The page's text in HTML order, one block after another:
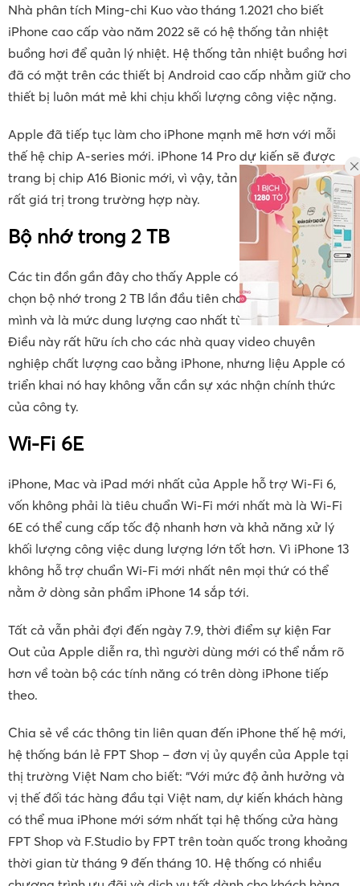
Nhà phân tích Ming-chi Kuo vào tháng 1.2021 cho biết
iPhone cao cấp vào năm 2022 sẽ có hệ thống tản nhiệt
buồng hơi để quản lý nhiệt. Hệ thống tản nhiệt buồng hơi
đã có mặt trên các thiết bị Android cao cấp nhằm giữ cho
thiết bị luôn mát mẻ khi chịu khối lượng công việc nặng.
Apple đã tiếp tục làm cho ‌iPhone‌ mạnh mẽ hơn với mỗi
thế hệ chip A-series mới. iPhone 14 Pro‌ dự kiến ​​sẽ được
trang bị chip A16 Bionic mới, vì vậy, tản nhiệt buồng hơi sẽ
rất giá trị trong trường hợp này.
Bộ nhớ trong 2 TB
Các tin đồn gần đây cho thấy Apple có thể cung cấp tùy
chọn bộ nhớ trong 2 TB lần đầu tiên cho dòng iPhone của
mình và là mức dung lượng cao nhất từ trước đến nay.
Điều này rất hữu ích cho các nhà quay video chuyên
nghiệp chất lượng cao bằng iPhone, nhưng liệu Apple có
triển khai nó hay không vẫn cần sự xác nhận chính thức
của công ty.
Wi-Fi 6E
iPhone, Mac và iPad mới nhất của Apple hỗ trợ Wi-Fi 6,
vốn không phải là tiêu chuẩn Wi-Fi mới nhất mà là Wi-Fi
6E có thể cung cấp tốc độ nhanh hơn và khả năng xử lý
khối lượng công việc dung lượng lớn tốt hơn. Vì iPhone 13
không hỗ trợ chuẩn Wi-Fi mới nhất nên mọi thứ có thể
nằm ở dòng sản phẩm iPhone 14 sắp tới.
Tất cả vẫn phải đợi đến ngày 7.9, thời điểm sự kiện Far
Out của Apple diễn ra, thì người dùng mới có thể nắm rõ
hơn về toàn bộ các tính năng có trên dòng iPhone tiếp
theo.
Chia sẻ về các thông tin liên quan đến iPhone thế hệ mới,
hệ thống bán lẻ FPT Shop – đơn vị ủy quyền của Apple tại
thị trường Việt Nam cho biết: “Với mức độ ảnh hưởng và
vị thế đối tác hàng đầu tại Việt nam, dự kiến khách hàng
có thể mua iPhone mới sớm nhất tại hệ thống cửa hàng
FPT Shop và F.Studio by FPT trên toàn quốc trong khoảng
thời gian từ tháng 9 đến tháng 10. Hệ thống có nhiều